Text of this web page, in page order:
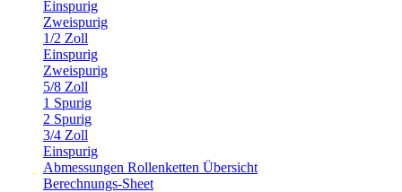
Einspurig
Zweispurig
1/2 Zoll
Einspurig
Zweispurig
5/8 Zoll
1 Spurig
2 Spurig
3/4 Zoll
Einspurig
Abmessungen Rollenketten Übersicht
Berechnungs-Sheet